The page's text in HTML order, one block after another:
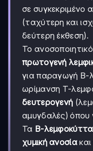
σε συγκεκριμένο
(ταχύτερη και
δεύτερη έκθεση).
Το
πρωτογενή
για παραγωγή Β-
ωρίμανση Τ-
δευτερογενή
αμυγδαλές) όπου
Τα Β-
χυμική ανοσία